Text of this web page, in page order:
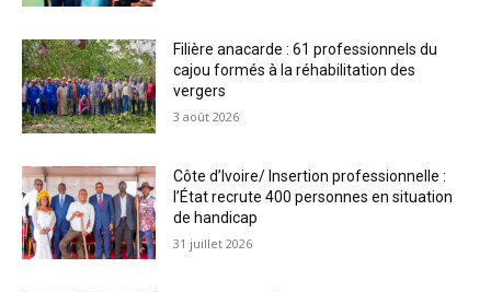
Filière anacarde : 61 professionnels du
cajou formés à la réhabilitation des
vergers
3 août 2026
Côte d’Ivoire/ Insertion professionnelle :
l’État recrute 400 personnes en situation
de handicap
31 juillet 2026